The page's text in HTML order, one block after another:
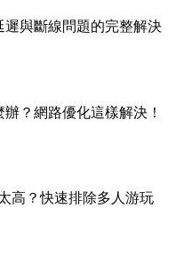
與斷線問題的完整解決
？網路優化這樣解決！
高？快速排除多人游玩